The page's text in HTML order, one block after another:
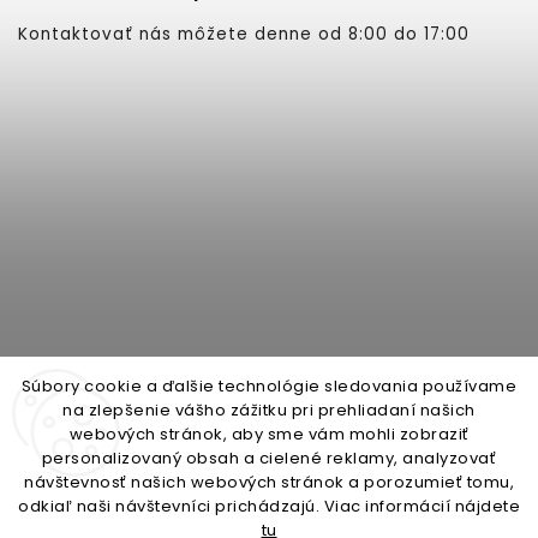
Súbory cookie a ďalšie technológie sledovania používame
na zlepšenie vášho zážitku pri prehliadaní našich
webových stránok, aby sme vám mohli zobraziť
personalizovaný obsah a cielené reklamy, analyzovať
návštevnosť našich webových stránok a porozumieť tomu,
odkiaľ naši návštevníci prichádzajú. Viac informácií nájdete
tu
Kontaktovať nás môžete denne od 8:00 do 17:00
open-gate.cz montazpohonu.sk